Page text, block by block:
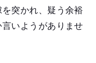
突かれ、疑う余裕
いようがありませ